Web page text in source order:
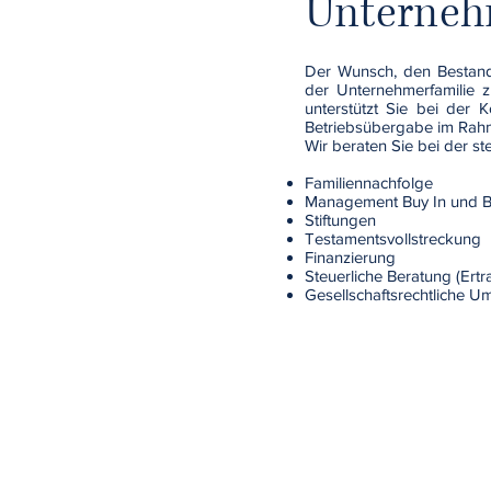
Der Wunsch, den
der Unternehmerfamilie
unterstützt Sie bei der
Betriebsübergabe im
Wir beraten Sie bei der
Familiennachfolge
Management Buy In und
Stiftungen
Testamentsvollstreckung
Finanzierung
Steuerliche Beratung
Gesellschaftsrechtliche